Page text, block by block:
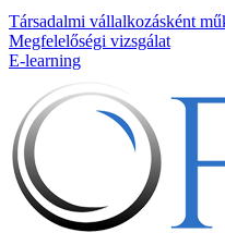
Társadalmi vállalkozásként
Megfelelőségi vizsgálat
E-learning